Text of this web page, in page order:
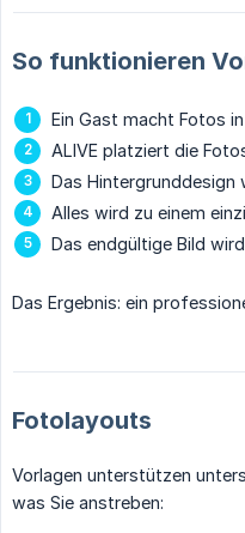
So funktionieren
Ein Gast macht Fotos
ALIVE platziert die
Das
Alles wird zu einem
Das endgültige Bild
Das Ergebnis: ein
Fotolayouts
Vorlagen unterstützen
was Sie anstreben: